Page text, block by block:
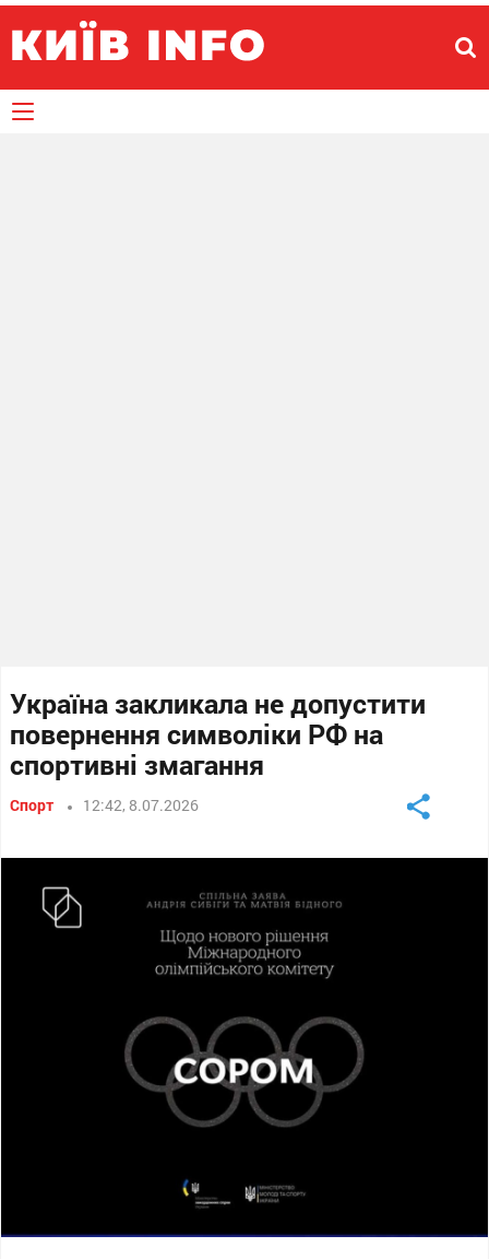
Україна закликала не допустити
повернення символіки РФ на
спортивні змагання
Спорт 12:42, 8.07.2026